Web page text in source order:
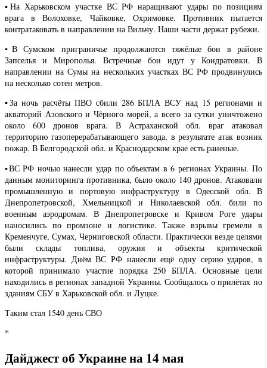
▪️На Харьковском участке ВС РФ наращивают удары по позициям
врага в Волоховке, Чайковке, Охримовке. Противник пытается
контратаковать в направлении на Вильчу. Наши части держат рубежи.
▪️В Сумском приграничье продолжаются тяжёлые бои в районе
Запселья и Мирополья. Встречные бои идут у Кондратовки. В
направлении на Сумы на нескольких участках ВС РФ продвинулись
на несколько сотен метров.
▪️За ночь расчёты ПВО сбили 286 БПЛА ВСУ над 15 регионами и
акваторий Азовского и Чёрного морей, а всего за сутки уничтожено
около 600 дронов врага. В Астраханской обл. враг атаковал
территорию газоперерабатывающего завода, в результате атак возник
пожар. В Белгородской обл. и Краснодарском крае есть раненые.
▪️ВС РФ ночью нанесли удар по объектам в 6 регионах Украины. По
данным мониторинга противника, было около 140 дронов. Атаковали
промышленную и портовую инфраструктуру в Одесской обл. В
Днепропетровской, Хмельницкой и Николаевской обл. били по
военным аэродромам. В Днепропетровске и Кривом Роге удары
наносились по промзоне и логистике. Также взрывы гремели в
Кременчуге, Сумах, Черниговской области. Практически везде целями
были склады топлива, оружия и объекты критической
инфраструктуры. Днём ВС РФ нанесли ещё одну серию ударов, в
которой принимало участие порядка 250 БПЛА. Основные цели
находились в регионах западной Украины. Сообщалось о прилётах по
зданиям СБУ в Харьковской обл. и Луцке.
Таким стал 1540 день СВО
*
Дайджест об Украине на 14 мая